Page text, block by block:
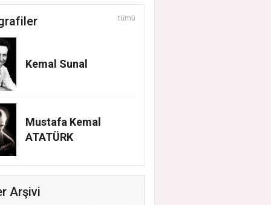
tümü
Kemal Sunal
Mustafa Kemal
ATATÜRK
Arşivi